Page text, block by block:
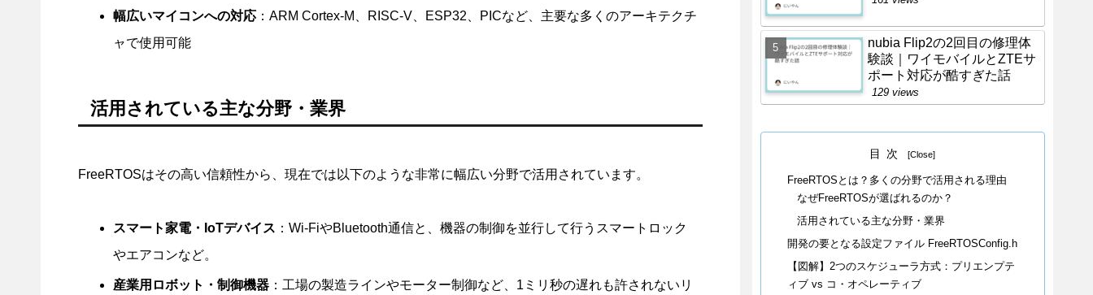
幅広いマイコンへの対応：ARM Cortex-M、RISC-V、ESP32、PICなど、主要な多くのアーキテクチ
ャで使用可能
活用されている主な分野・業界
FreeRTOSはその高い信頼性から、現在では以下のような非常に幅広い分野で活用されています。
スマート家電・IoTデバイス ：Wi-FiやBluetooth通信と、機器の制御を並行して行うスマートロック
やエアコンなど。
産業用ロボット・制御機器：工場の製造ラインやモーター制御など、1ミリ秒の遅れも許されないリ
nubia Flip2の2回目の修理体
験談｜ワイモバイルとZTEサ
ポート対応が酷すぎた話
129 views
目次
FreeRTOSとは？多くの分野で活用される理由
なぜFreeRTOSが選ばれるのか？
活用されている主な分野・業界
開発の要となる設定ファイル FreeRTOSConfig.h
【図解】2つのスケジューラ方式：プリエンプテ
ィブ vs コ・オペレーティブ